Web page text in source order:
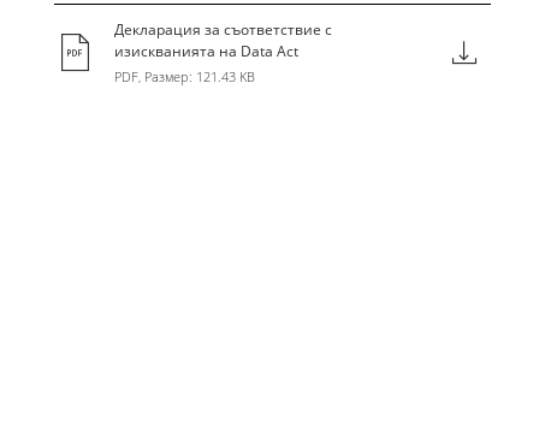
Декларация за съответствие с
изискванията на Data Act
PDF, Размер: 121.43 KB